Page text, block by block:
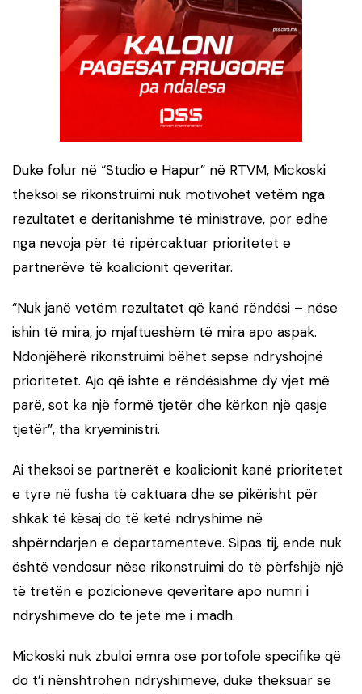
Duke folur në “Studio e Hapur” në RTVM, Mickoski
theksoi se rikonstruimi nuk motivohet vetëm nga
rezultatet e deritanishme të ministrave, por edhe
nga nevoja për të ripërcaktuar prioritetet e
partnerëve të koalicionit qeveritar.
“Nuk janë vetëm rezultatet që kanë rëndësi – nëse
ishin të mira, jo mjaftueshëm të mira apo aspak.
Ndonjëherë rikonstruimi bëhet sepse ndryshojnë
prioritetet. Ajo që ishte e rëndësishme dy vjet më
parë, sot ka një formë tjetër dhe kërkon një qasje
tjetër”, tha kryeministri.
Ai theksoi se partnerët e koalicionit kanë prioritetet
e tyre në fusha të caktuara dhe se pikërisht për
shkak të kësaj do të ketë ndryshime në
shpërndarjen e departamenteve. Sipas tij, ende nuk
është vendosur nëse rikonstruimi do të përfshijë një
të tretën e pozicioneve qeveritare apo numri i
ndryshimeve do të jetë më i madh.
Mickoski nuk zbuloi emra ose portofole specifike që
do t’i nënshtrohen ndryshimeve, duke theksuar se